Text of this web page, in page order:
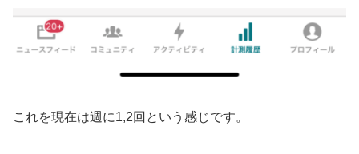
これを現在は週に1,2回という感じです。